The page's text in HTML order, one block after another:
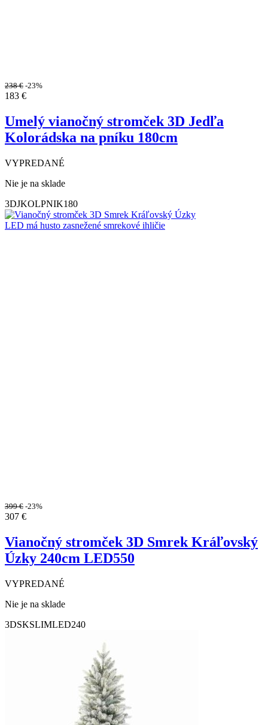
238€ -23%
183 €
Umelý vianočný stromček 3D Jedľa
Kolorádska na pníku 180cm
VYPREDANÉ
Nie je na sklade
3DJKOLPNIK180
399€ -23%
307 €
Vianočný stromček 3D Smrek Kráľovský
Úzky 240cm LED550
VYPREDANÉ
Nie je na sklade
3DSKSLIMLED240